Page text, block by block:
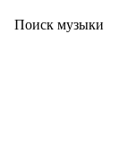
Поиск музыки